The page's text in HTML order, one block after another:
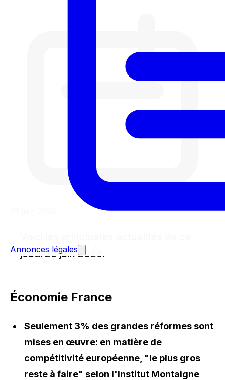
Annonces légales
jeudi 25 juin 2026.
Économie France
Seulement 3% des grandes réformes sont
mises en œuvre: en matière de
compétitivité européenne, "le plus gros
reste à faire" selon l'Institut Montaigne